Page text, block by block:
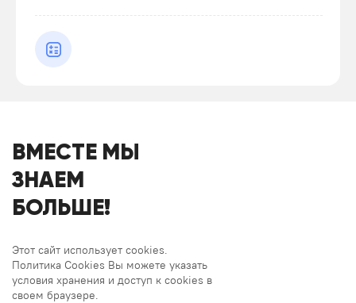
ВМЕСТЕ МЫ
ЗНАЕМ
БОЛЬШЕ!
Этот сайт использует cookies.
Политика Cookies Вы можете указать
условия хранения и доступ к cookies в
своем браузере.